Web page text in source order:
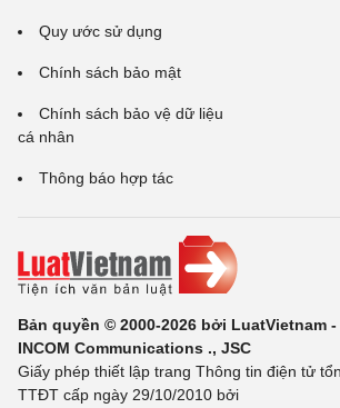
Quy ước sử dụng
Chính sách bảo mật
Chính sách bảo vệ dữ liệu
cá nhân
Thông báo hợp tác
Bản quyền © 2000-2026 bởi LuatVietnam
INCOM Communications ., JSC
Giấy phép thiết lập trang Thông tin điện tử
TTĐT cấp ngày 29/10/2010 bởi